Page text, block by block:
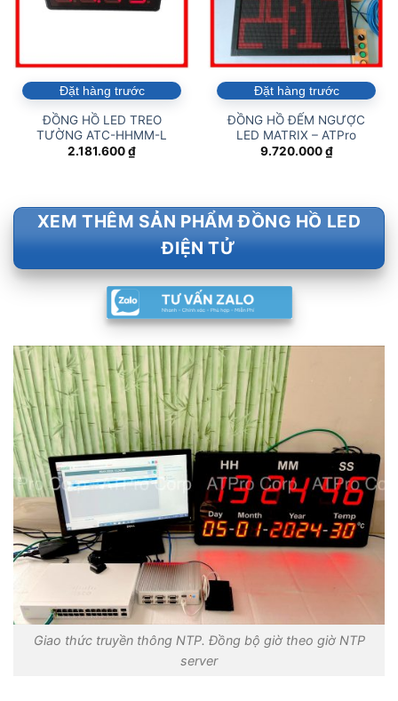
Đặt hàng trước
ĐỒNG HỒ LED TREO
TƯỜNG ATC-HHMM-L
2.181.600₫
Đặt hàng trước
ĐỒNG HỒ ĐẾM NGƯỢC
LED MATRIX – ATPro
9.720.000₫
XEM THÊM SẢN PHẨM ĐỒNG HỒ LED
ĐIỆN TỬ
Giao thức truyền thông NTP. Đồng bộ giờ theo giờ NTP
server